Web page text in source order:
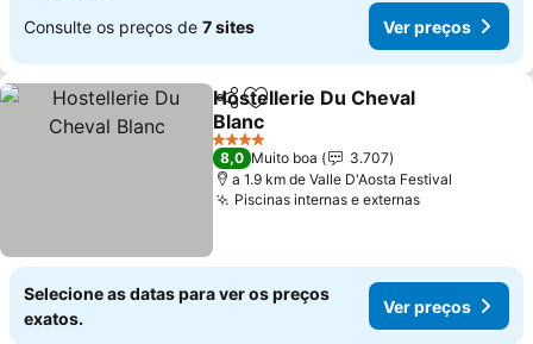
Consulte os preços de 7 sites Ver preços
PartilharAdicionar aos favoritos
Hostellerie Du Cheval
Blanc
Ver preços
4 Estrelas
8,0 Muito boa
3.707
a 1.9 km de Valle D'Aosta Festival
Piscinas internas e externasVer preços
Selecione as datas para ver os preços
exatos.
Ver preços